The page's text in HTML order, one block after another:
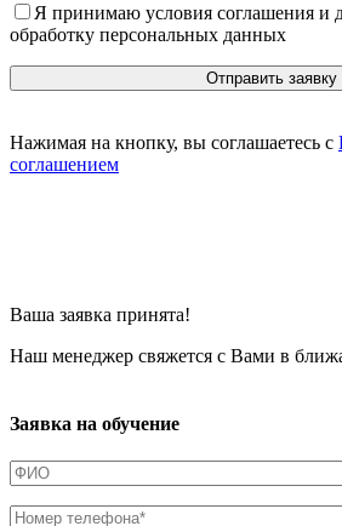
Я принимаю условия соглашения и
обработку персональных данных
Нажимая на кнопку, вы соглашаетесь с
соглашением
Ваша заявка принята!
Наш менеджер свяжется с Вами в
Заявка на обучение